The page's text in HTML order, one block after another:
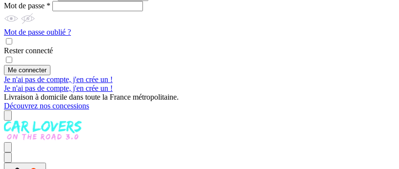
Mot de passe *
Mot de passe oublié ?
Rester connecté
Me connecter
Je n'ai pas de compte, j'en crée un !
Je n'ai pas de compte, j'en crée un !
Livraison à domicile dans toute la France métropolitaine.
Découvrez nos concessions